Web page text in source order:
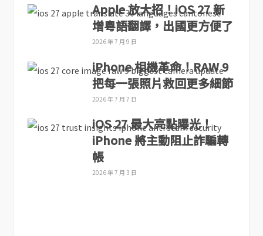
Apple 放大招！iOS 27 新
增粵語翻譯，出國更方便了
2026 年 7 月 9 日
iPhone 相機革命！RAW 9
把每一張照片救回更多細節
2026 年 7 月 7 日
iOS 27 最大亮點曝光！
iPhone 將主動阻止詐騙轉
帳
2026 年 7 月 3 日